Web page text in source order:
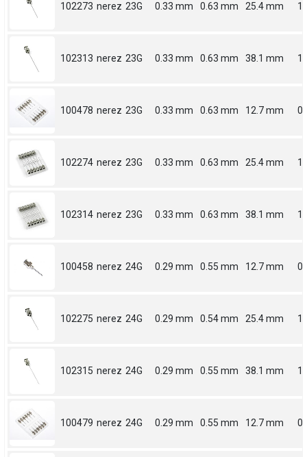
102273 nerez 23G 0.33 mm 0.63 mm 25.4 mm 1
102313 nerez 23G 0.33 mm 0.63 mm 38.1 mm
100478 nerez 23G 0.33 mm 0.63 mm 12.7 mm
102274 nerez 23G 0.33 mm 0.63 mm 25.4 mm 1
102314 nerez 23G 0.33 mm 0.63 mm 38.1 mm
100458 nerez 24G 0.29 mm 0.55 mm 12.7 mm
102275 nerez 24G 0.29 mm 0.54 mm 25.4 mm 1
102315 nerez 24G 0.29 mm 0.55 mm 38.1 mm
100479 nerez 24G 0.29 mm 0.55 mm 12.7 mm